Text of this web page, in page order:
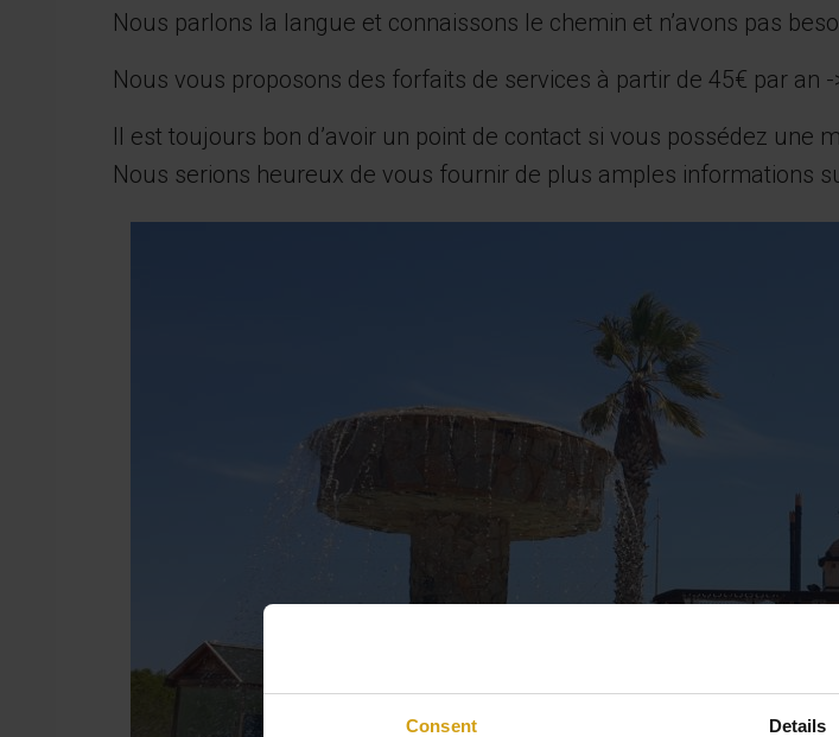
Consent Details
Nous parlons la langue et connaissons le chemin et n’avons pas
Nous vous proposons des forfaits de services à partir de 45€ par an -
Il est toujours bon d’avoir un point de contact si vous possédez une
Nous serions heureux de vous fournir de plus amples informations